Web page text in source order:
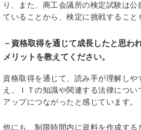
り、また、商工会議所の検定試験は
ていることから、検定に挑戦すること
－資格取得を通じて成長したと思わ
メリットを教えてください。
資格取得を通じて、読み手が理解し
え、ＩＴの知識や関連する法律につ
アップにつながったと感じています。
他にも、制限時間内に資料を作成す